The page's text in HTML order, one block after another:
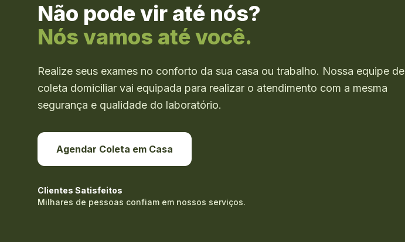
Não pode vir até nós?
Nós vamos até você.
Realize seus exames no conforto da sua casa ou trabalho. Nossa equipe de
coleta domiciliar vai equipada para realizar o atendimento com a mesma
segurança e qualidade do laboratório.
Agendar Coleta em Casa
Clientes Satisfeitos
Milhares de pessoas confiam em nossos serviços.